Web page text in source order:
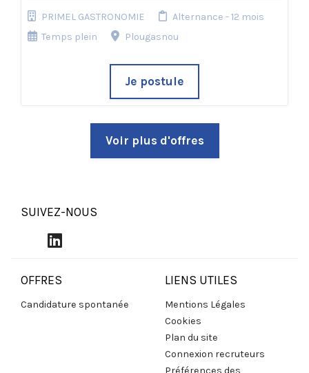
PRIMEL GASTRONOMIE
Alternance - 12 mois
Temps plein
Plougasnou
Je postule
Voir plus d'offres
SUIVEZ-NOUS
OFFRES
Candidature spontanée
LIENS UTILES
Mentions Légales
Cookies
Plan du site
Connexion recruteurs
Préférences des